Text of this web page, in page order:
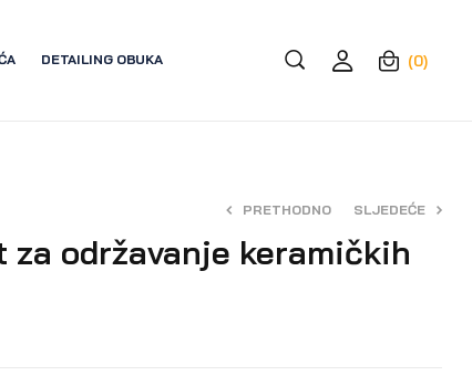
DETAILING OBUKA (0)
PRETHODNO SLJEDEĆE
održavanje keramičkih